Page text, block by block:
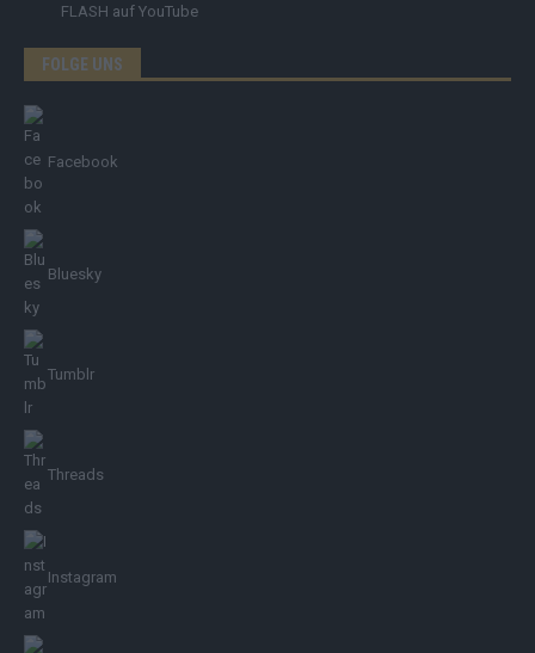
FLASH auf YouTube
FOLGE UNS
Facebook
Bluesky
Tumblr
Threads
Instagram